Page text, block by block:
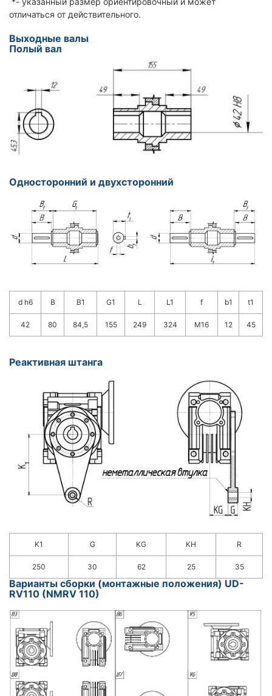
отличаться от действительного.
Выходные валы
Полый вал
Односторонний и двухсторонний
d h6 B B1 G1 L L1 f b1 t1
42 80 84,5 155 249 324 M16 12 45
Реактивная штанга
K1 G KG KH R
250 30 62 25 35
Варианты сборки (монтажные положения) UD-
RV110 (NMRV 110)